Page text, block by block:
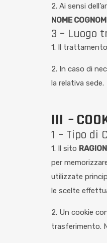
2. Ai sensi
NOME
3 – Luogo
1. Il
2. In caso di
la relativa sede.
III –
1 – Tipo di
1. Il sito
per
utilizzate
le scelte
2. Un cookie
trasferimento.